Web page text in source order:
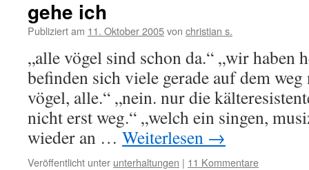
gehe ich
Publiziert am 11. Oktober 2005von christian s.
„alle vögel sind schon da.“ „wir haben
befinden sich viele gerade auf dem weg
vögel, alle.“ „nein. nur die
nicht erst weg.“ „welch ein singen,
wieder an … Weiterlesen →
Veröffentlicht unter unterhaltungen | 11 Kommentare